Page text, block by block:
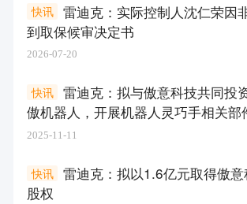
雷迪克：实际控制人沈仁荣因
到取保候审决定书
快讯
2026-07-20
雷迪克：拟与傲意科技共同投
傲机器人，开展机器人灵巧手相关部
应用
快讯
2025-11-11
雷迪克：拟以1.6亿元取得傲
股权
快讯